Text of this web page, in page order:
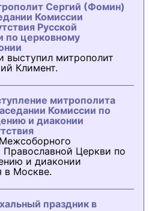
Сергий (Фомин)
Комиссии
Русской
по церковному
выступил митрополит
Климент.
митрополита
Комиссии по
и диаконии
Церкви по
и диаконии
в Москве.
праздник в